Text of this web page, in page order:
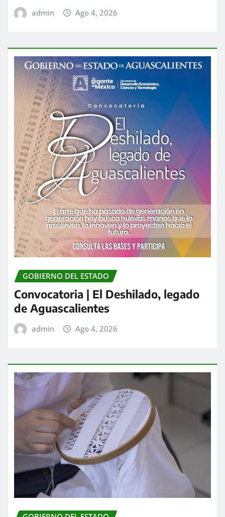
admin Ago 4, 2026
GOBIERNO DEL ESTADO
Convocatoria | El Deshilado, legado
de Aguascalientes
admin Ago 4, 2026